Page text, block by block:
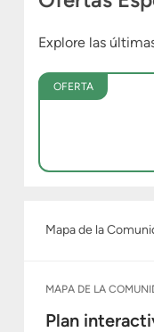
Explore las
OFERTA
Mapa de la
MAPA DE LA
Plan